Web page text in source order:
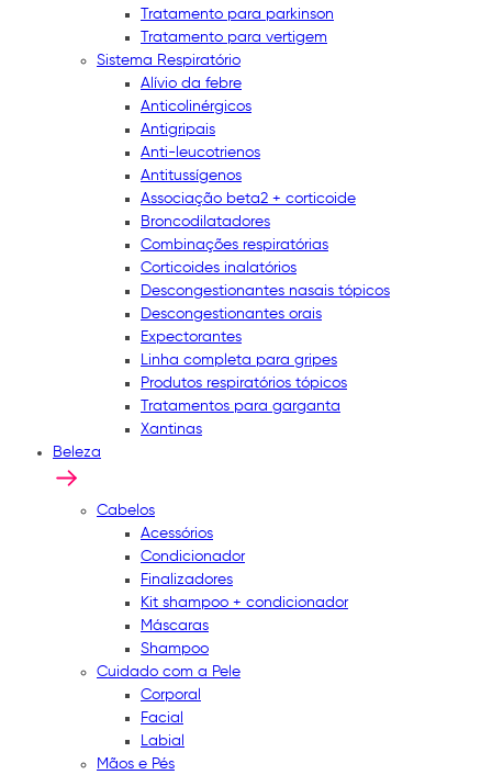
Tratamento para parkinson
Tratamento para vertigem
Sistema Respiratório
Alívio da febre
Anticolinérgicos
Antigripais
Anti-leucotrienos
Antitussígenos
Associação beta2 + corticoide
Broncodilatadores
Combinações respiratórias
Corticoides inalatórios
Descongestionantes nasais tópicos
Descongestionantes orais
Expectorantes
Linha completa para gripes
Produtos respiratórios tópicos
Tratamentos para garganta
Xantinas
Beleza
Cabelos
Acessórios
Condicionador
Finalizadores
Kit shampoo + condicionador
Máscaras
Shampoo
Cuidado com a Pele
Corporal
Facial
Labial
Mãos e Pés